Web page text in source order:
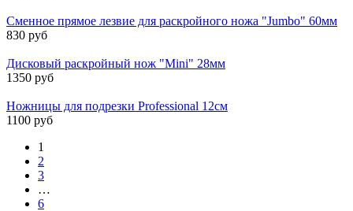
Сменное прямое лезвие для раскройного ножа "Jumbo" 60мм
830 руб
Дисковый раскройный нож "Mini" 28мм
1350 руб
Ножницы для подрезки Professional 12см
1100 руб
1
2
3
…
6